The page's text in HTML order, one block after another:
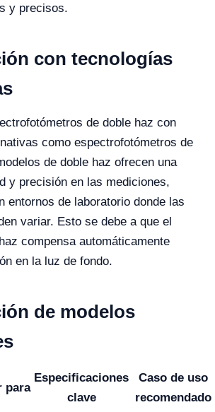
y precisos.
con tecnologías
de doble haz con
como espectrofotómetros de
de doble haz ofrecen una
y precisión en las mediciones,
entornos de laboratorio donde las
variar. Esto se debe a que el
compensa automáticamente
en la luz de fondo.
de modelos
para
Especificaciones
clave
Caso de uso
recomendado